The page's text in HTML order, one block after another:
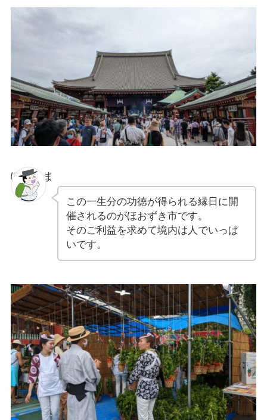
ぽちゃま
この一生分の功徳が得られる縁日に開
催されるのがほおずき市です。
そのご利益を求めて境内は人でいっぱ
いです。